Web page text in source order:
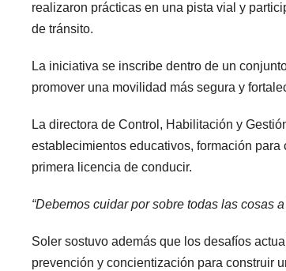
realizaron prácticas en una pista vial y
de tránsito.
La iniciativa se inscribe dentro de un
promover una movilidad más segura y
La directora de Control, Habilitación y
establecimientos educativos, formación
primera licencia de conducir.
“Debemos cuidar por sobre todas las cosas
Soler sostuvo además que los desafíos
prevención y concientización para construir